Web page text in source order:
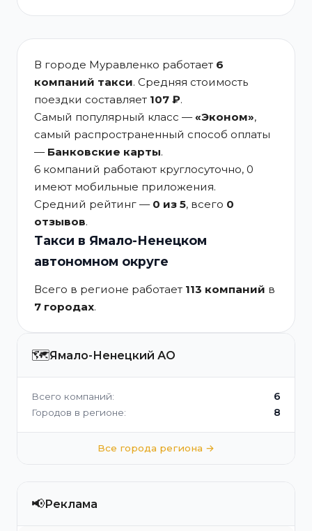
В городе Муравленко работает 6
компаний такси. Средняя стоимость
поездки составляет 107 ₽.
Самый популярный класс —«Эконом»,
самый распространенный способ оплаты
— Банковские карты.
6 компаний работают круглосуточно, 0
имеют мобильные приложения.
Средний рейтинг — 0 из 5, всего 0
отзывов.
Такси в Ямало-Ненецком
автономном округе
Всего в регионе работает 113 компаний в
7 городах.
🗺️Ямало-Ненецкий АО
Всего компаний: 6
Городов в регионе: 8
Все города региона →
📢Реклама